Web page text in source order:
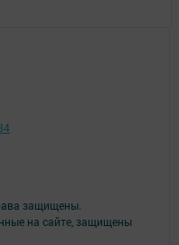
защищены.
на сайте, защищены